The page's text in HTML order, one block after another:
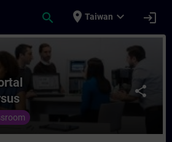
search place Taiwan expand_more login
TIA-portal
share